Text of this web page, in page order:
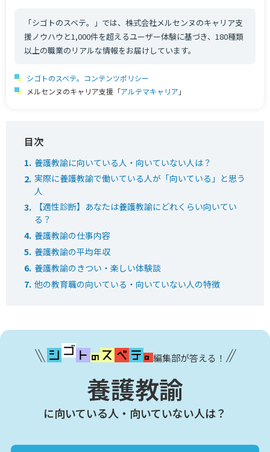
「シゴトのスベテ。」では、株式会社メルセンヌのキャリア支
援ノウハウと1,000件を超えるユーザー体験に基づき、180種類
以上の職業のリアルな情報をお届けしています。
シゴトのスベテ。コンテンツポリシー
メルセンヌのキャリア支援「アルテマキャリア 」
養護教諭に向いている人・向いていない人は？
実際に養護教諭で働いている人が「向いている」と思う
人
【適性診断】あなたは養護教諭にどれくらい向いてい
る？
養護教諭の仕事内容
養護教諭の平均年収
養護教諭のきつい・楽しい体験談
他の教育職の向いている・向いていない人の特徴
編集部が答える！
養護教諭
に向いている人・向いていない人は？